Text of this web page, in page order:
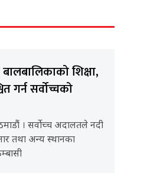
शिक्षा,
गर्न सर्वोच्चको
। सर्वोच्च अदालतले नदी
तथा अन्य स्थानका